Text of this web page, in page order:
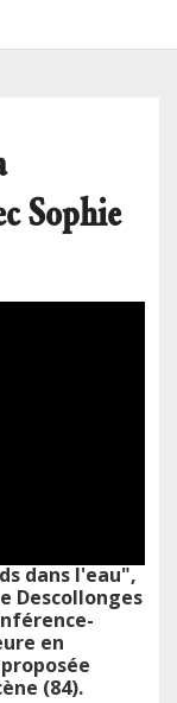
Sophie
dans l'eau",
Descollonges
en
(84).